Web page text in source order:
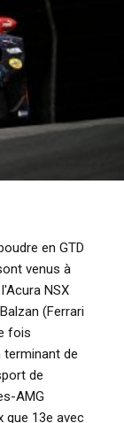
en GTD
venus à
NSX
(Ferrari
fois
de
de
AMG
que 13e avec